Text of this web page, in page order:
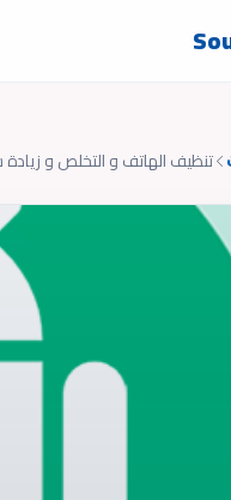
تنظيف الهاتف و التخلص و